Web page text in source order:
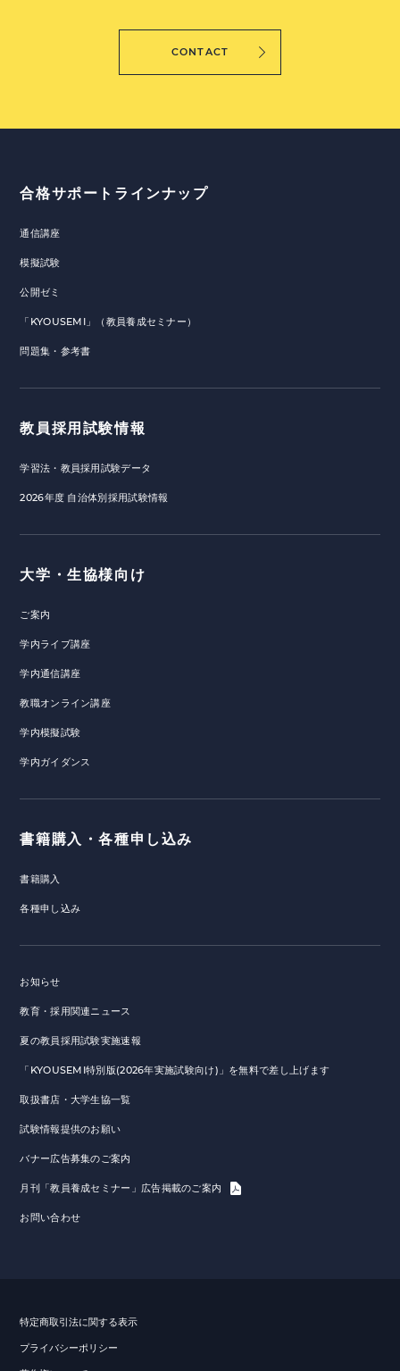
CONTACT
合格サポートラインナップ
通信講座
模擬試験
公開ゼミ
「KYOUSEMI」（教員養成セミナー）
問題集・参考書
教員採用試験情報
学習法・教員採用試験データ
2026年度 自治体別採用試験情報
大学・生協様向け
ご案内
学内ライブ講座
学内通信講座
教職オンライン講座
学内模擬試験
学内ガイダンス
書籍購入・各種申し込み
書籍購入
各種申し込み
お知らせ
教育・採用関連ニュース
夏の教員採用試験実施速報
「KYOUSEMI特別版(2026年実施試験向け)」を無料で差し上げます
取扱書店・大学生協一覧
試験情報提供のお願い
バナー広告募集のご案内
月刊「教員養成セミナー」広告掲載のご案内
お問い合わせ
特定商取引法に関する表示
プライバシーポリシー